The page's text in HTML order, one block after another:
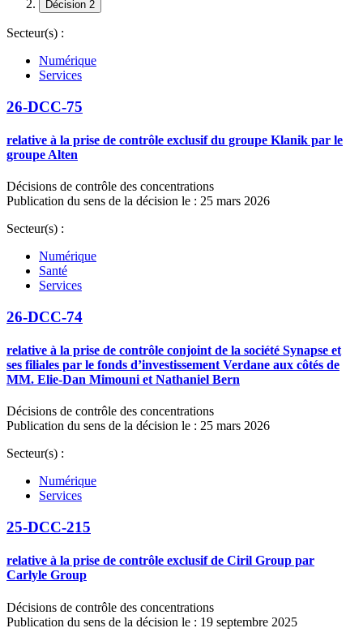
Décision 2
Secteur(s) :
Numérique
Services
26-DCC-75
relative à la prise de contrôle exclusif du groupe Klanik par le
groupe Alten
Décisions de contrôle des concentrations
Publication du sens de la décision le : 25 mars 2026
Secteur(s) :
Numérique
Santé
Services
26-DCC-74
relative à la prise de contrôle conjoint de la société Synapse et
ses filiales par le fonds d’investissement Verdane aux côtés de
MM. Elie-Dan Mimouni et Nathaniel Bern
Décisions de contrôle des concentrations
Publication du sens de la décision le : 25 mars 2026
Secteur(s) :
Numérique
Services
25-DCC-215
relative à la prise de contrôle exclusif de Ciril Group par
Carlyle Group
Décisions de contrôle des concentrations
Publication du sens de la décision le : 19 septembre 2025